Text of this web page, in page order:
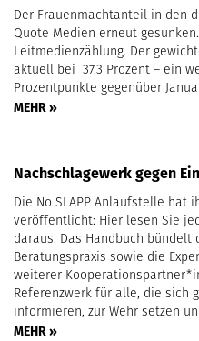
Der Frauenmachtanteil in den
Quote Medien erneut
Leitmedienzählung. Der
aktuell bei 37,3 Prozent – ein
Prozentpunkte gegenüber
MEHR »
Nachschlagewerk gegen
Die No SLAPP Anlaufstelle hat
veröffentlicht: Hier lesen Sie
daraus. Das Handbuch bündelt
Beratungspraxis sowie die
weiterer
Referenzwerk für alle, die sich
informieren, zur Wehr setzen
MEHR »